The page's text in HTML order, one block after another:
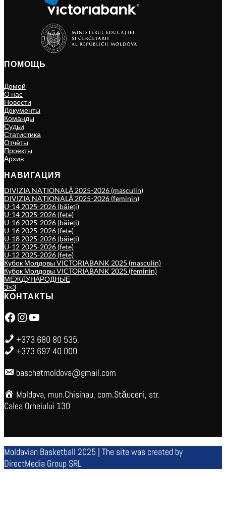
ПОМОЩЬ
Домой
О нас
Новости
Документы
Команды
Судьи
Статистика
Отчёты
Проекты
Архив
НАВИГАЦИЯ
DIVIZIA NAȚIONALĂ 2025-2026 (masculin)
DIVIZIA NAȚIONALĂ 2025-2026 (feminin)
U-14 2025-2026 (băieți)
U-14 2025-2026 (fete)
U-16 2025-2026 (băieți)
U-16 2025-2026 (fete)
U-18 2025-2026 (băieți)
U-12 2025-2026 (fete)
U-12 2025-2026 (fete)
Кубок Молдовы VICTORIABANK 2025 (masculin)
Кубок Молдовы VICTORIABANK 2025 (feminin)
МЕЖДУНАРОДНЫЕ
3×3
КОНТАКТЫ
Facebook Instagram YouTube
+373 680 80 535,
+373 697 40 000
baschetmoldova@gmail.com
Moldova, mun.Chisinau, com.Stăuceni, str.
Calea Orheiului 130
Moldavian Basketball 2025 | The site was created by
DirectMedia Group SRL